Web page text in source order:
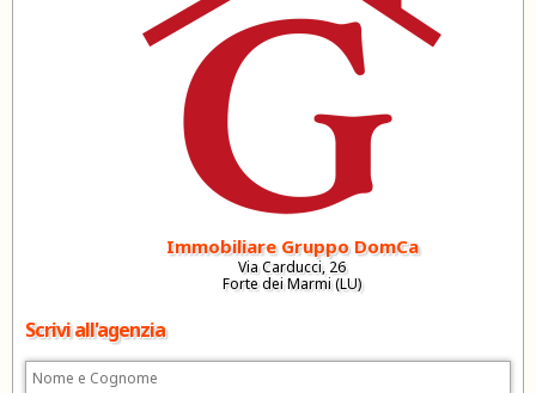
Immobiliare Gruppo DomCa
Via Carducci, 26
Forte dei Marmi (LU)
Scrivi all'agenzia